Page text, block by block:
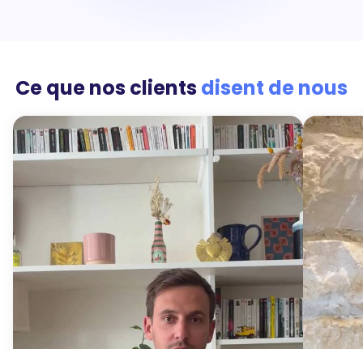
Ce que nos clientsdisent de nous